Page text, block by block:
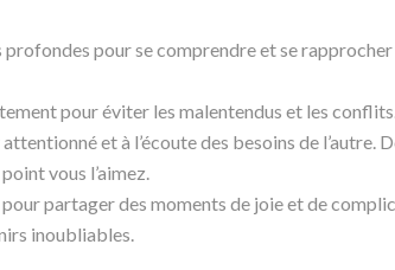
profondes pour se comprendre et se
pour éviter les malentendus et les
et à l’écoute des besoins de
vous l’aimez.
partager des moments de joie et de
inoubliables.